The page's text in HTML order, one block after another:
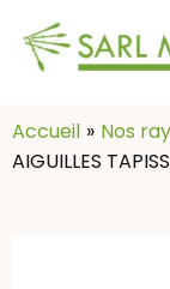
Accueil
Nos
AIGUILLES